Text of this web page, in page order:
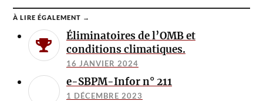
À LIRE ÉGALEMENT →
Éliminatoires de l’OMB et
conditions climatiques.
16 JANVIER 2024
e-SBPM-Infor n° 211
1 DÉCEMBRE 2023